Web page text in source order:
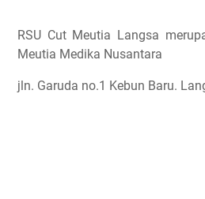
RSU Cut Meutia Langsa
Meutia Medika Nusantara
jln. Garuda no.1 Kebun Baru.